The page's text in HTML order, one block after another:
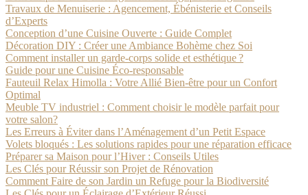
Travaux de Menuiserie : Agencement, Ébénisterie et Conseils
d’Experts
Conception d’une Cuisine Ouverte : Guide Complet
Décoration DIY : Créer une Ambiance Bohème chez Soi
Comment installer un garde-corps solide et esthétique ?
Guide pour une Cuisine Éco-responsable
Fauteuil Relax Himolla : Votre Allié Bien-être pour un Confort
Optimal
Meuble TV industriel : Comment choisir le modèle parfait pour
votre salon?
Les Erreurs à Éviter dans l’Aménagement d’un Petit Espace
Volets bloqués : Les solutions rapides pour une réparation efficace
Préparer sa Maison pour l’Hiver : Conseils Utiles
Les Clés pour Réussir son Projet de Rénovation
Comment Faire de son Jardin un Refuge pour la Biodiversité